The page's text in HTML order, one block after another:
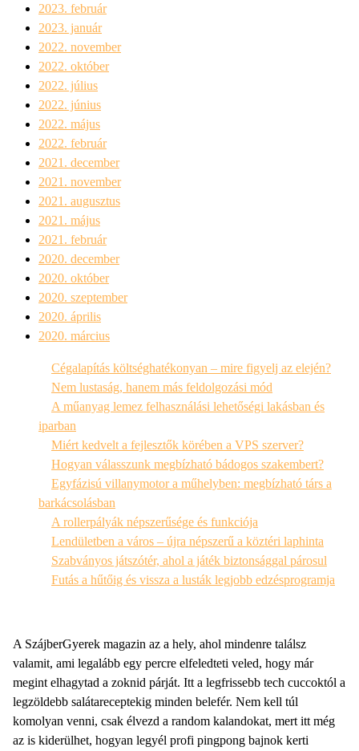
2023. február
2023. január
2022. november
2022. október
2022. július
2022. június
2022. május
2022. február
2021. december
2021. november
2021. augusztus
2021. május
2021. február
2020. december
2020. október
2020. szeptember
2020. április
2020. március
Cégalapítás költséghatékonyan – mire figyelj az elején?
Nem lustaság, hanem más feldolgozási mód
A műanyag lemez felhasználási lehetőségi lakásban és
iparban
Miért kedvelt a fejlesztők körében a VPS szerver?
Hogyan válasszunk megbízható bádogos szakembert?
Egyfázisú villanymotor a műhelyben: megbízható társ a
barkácsolásban
A rollerpályák népszerűsége és funkciója
Lendületben a város – újra népszerű a köztéri laphinta
Szabványos játszótér, ahol a játék biztonsággal párosul
Futás a hűtőig és vissza a lusták legjobb edzésprogramja
A SzájberGyerek magazin az a hely, ahol mindenre találsz
valamit, ami legalább egy percre elfeledteti veled, hogy már
megint elhagytad a zoknid párját. Itt a legfrissebb tech cuccoktól a
legzöldebb salátareceptekig minden belefér. Nem kell túl
komolyan venni, csak élvezd a random kalandokat, mert itt még
az is kiderülhet, hogyan legyél profi pingpong bajnok kerti